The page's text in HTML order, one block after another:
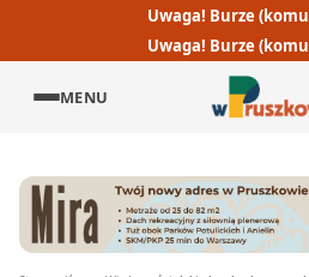
Uwaga! Burze
Uwaga! Burze
MENU